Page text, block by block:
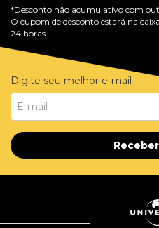
*Desconto não acumulativo com
O cupom de desconto estará na
24 horas.
Digite seu melhor e-mail